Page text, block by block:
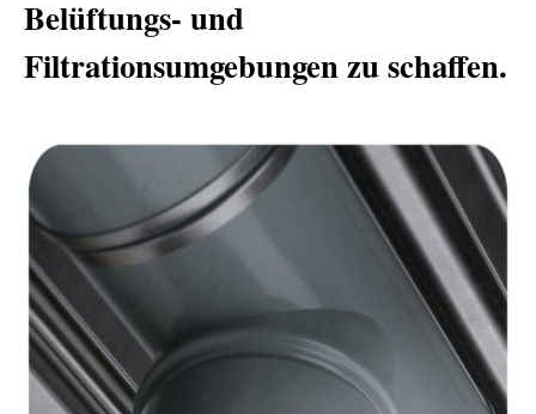
Belüftungs- und
Filtrationsumgebungen zu schaffen.